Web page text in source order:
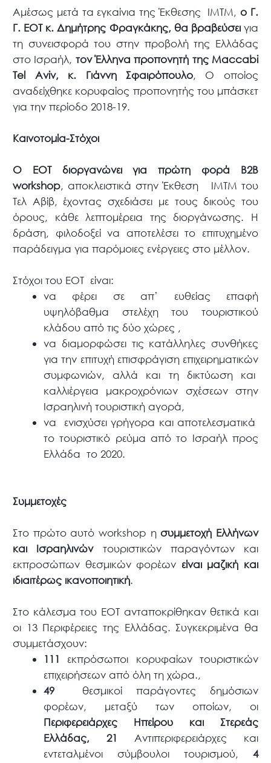
Αμέσως μετά τα εγκαίνια της Έκθεσης ΙΜΤΜ,ο Γ.
Γ. ΕΟΤ κ. Δημήτρης Φραγκάκης, θα βραβεύσειγια
τη συνεισφορά του στην προβολή της Ελλάδας
στο Ισραήλ, τον Έλληνα προπονητή της Maccabi
Tel Aviv, κ. Γιάννη Σφαιρόπουλο, Ο οποίος
αναδείχθηκε κορυφαίος προπονητής του μπάσκετ
για την περίοδο 2018-19.
Καινοτομία-Στόχοι
Ο ΕΟΤ διοργανώνει για πρώτη φορά Β2Β
workshop, αποκλειστικά στην Έκθεση IMTM του
Τελ Αβίβ, έχοντας σχεδιάσει με τους δικούς του
όρους, κάθε λεπτομέρεια της διοργάνωσης. Η
δράση, φιλοδοξεί να αποτελέσει το επιτυχημένο
παράδειγμα για παρόμοιες ενέργειες στο μέλλον.
Στόχοι του ΕΟΤ είναι:
να φέρει σε απ’ ευθείας επαφή
υψηλόβαθμα στελέχη του τουριστικού
κλάδου από τις δύο χώρες ,
να διαμορφώσει τις κατάλληλες συνθήκες
για την επιτυχή επισφράγιση επιχειρηματικών
συμφωνιών, αλλά και τη δικτύωση και
καλλιέργεια μακροχρόνιων σχέσεων στην
Ισραηλινή τουριστική αγορά,
να ενισχύσει γρήγορα και αποτελεσματικά
το τουριστικό ρεύμα από το Ισραήλ προς
Ελλάδα το 2020.
Συμμετοχές
Στο πρώτο αυτό workshop ησυμμετοχή Ελλήνων
και Ισραηλινών τουριστικών παραγόντων και
εκπροσώπων θεσμικών φορέων είναι μαζική και
ιδιαιτέρως ικανοποιητική.
Στο κάλεσμα του ΕΟΤ ανταποκρίθηκαν θετικά και
οι 13 Περιφέρειες της Ελλάδας. Συγκεκριμένα θα
συμμετάσχουν:
111 εκπρόσωποι κορυφαίων τουριστικών
επιχειρήσεων από όλη τη χώρα.,
49 θεσμικοί παράγοντες δημόσιων
φορέων, μεταξύ των οποίων, οι
Περιφερειάρχες Ηπείρου και Στερεάς
Ελλάδας, 21 Αντιπεριφερειάρχες και
εντεταλμένοι σύμβουλοι τουρισμού, 4